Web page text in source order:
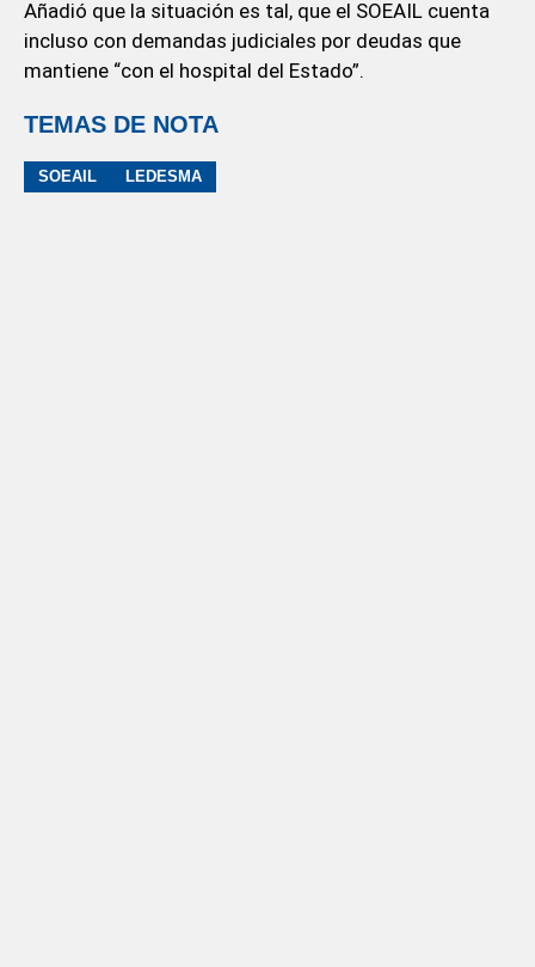
Añadió que la situación es tal, que el SOEAIL cuenta
incluso con demandas judiciales por deudas que
mantiene “con el hospital del Estado”.
TEMAS DE NOTA
SOEAIL LEDESMA